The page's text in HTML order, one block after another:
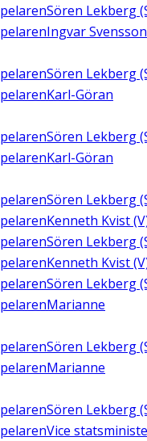
Sören Lekberg
Ingvar Svensson
Sören Lekberg
Karl-Göran
Sören Lekberg
Karl-Göran
Sören Lekberg
Kenneth Kvist
Sören Lekberg
Kenneth Kvist
Sören Lekberg
Marianne
Sören Lekberg
Marianne
Sören Lekberg
Vice